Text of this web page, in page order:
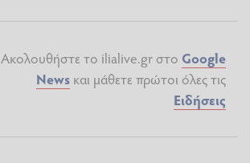
Ακολουθήστε το ilialive.gr στο Google
News και μάθετε πρώτοι όλες τις
Ειδήσεις